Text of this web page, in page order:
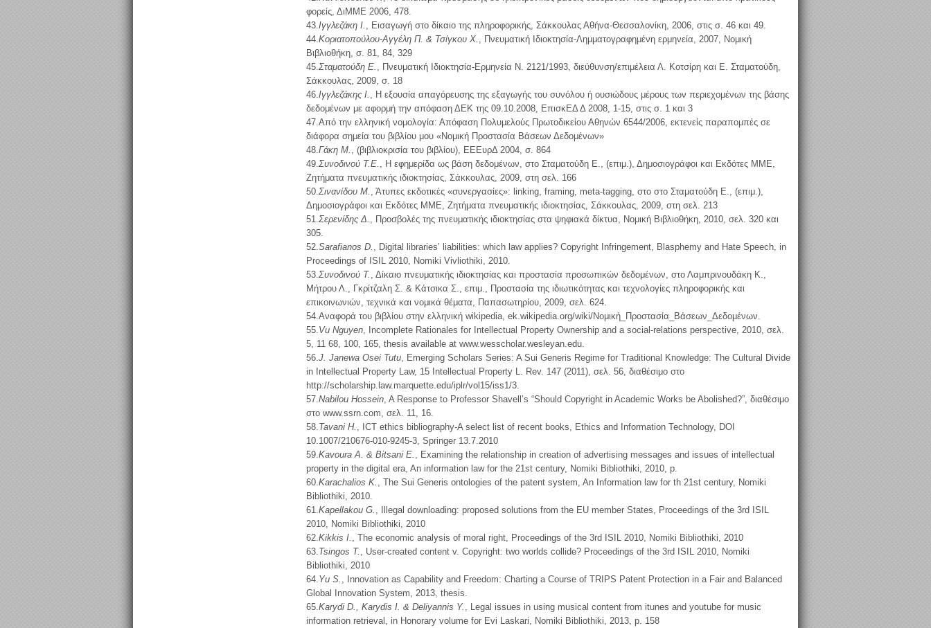
φορείς, ΔιΜΜΕ 2006, 478.
43. Ιγγλεζάκη Ι.
, Εισαγωγή στο δίκαιο της πληροφορικής, Σάκκουλας Αθήνα-Θεσσαλονίκη, 2006, στις σ. 46 και 49.
44. Κοριατοπούλου-Αγγέλη Π. & Τσίγκου Χ.
, Πνευματική Ιδιοκτησία-Λημματογραφημένη ερμηνεία, 2007, Νομική
Βιβλιοθήκη, σ. 81, 84, 329
45. Σταματούδη Ε.
, Πνευματική Ιδιοκτησία-Ερμηνεία Ν. 2121/1993, διεύθυνση/επιμέλεια Λ. Κοτσίρη και Ε. Σταματούδη,
Σάκκουλας, 2009, σ. 18
46. Ιγγλεζάκης Ι.
, Η εξουσία απαγόρευσης της εξαγωγής του συνόλου ή ουσιώδους μέρους των περιεχομένων της βάσης
δεδομένων με αφορμή την απόφαση ΔΕΚ της 09.10.2008, ΕπισκΕΔ Δ 2008, 1-15, στις σ. 1 και 3
47.Aπό την ελληνική νομολογία: Απόφαση Πολυμελούς Πρωτοδικείου Αθηνών 6544/2006, εκτενείς παραπομπές σε
διάφορα σημεία του βιβλίου μου «Νομική Προστασία Βάσεων Δεδομένων»
48. Γάκη Μ.
, (βιβλιοκρισία του βιβλίου), ΕΕΕυρΔ 2004, σ. 864
49. Συνοδινού Τ.Ε.
, Η εφημερίδα ως βάση δεδομένων, στο Σταματούδη Ε., (επιμ.), Δημοσιογράφοι και Εκδότες ΜΜΕ,
Ζητήματα πνευματικής ιδιοκτησίας, Σάκκουλας, 2009, στη σελ. 166
50. Σινανίδου Μ.
, Άτυπες εκδοτικές «συνεργασίες»: linking, framing, meta-tagging, στο στο Σταματούδη Ε., (επιμ.),
Δημοσιογράφοι και Εκδότες ΜΜΕ, Ζητήματα πνευματικής ιδιοκτησίας, Σάκκουλας, 2009, στη σελ. 213
51. Σερενίδης Δ.
, Προσβολές της πνευματικής ιδιοκτησίας στα ψηφιακά δίκτυα, Νομική Βιβλιοθήκη, 2010, σελ. 320 και
305.
52. Sarafianos D.
, Digital libraries’ liabilities: which law applies? Copyright Infringement, Blasphemy and Hate Speech, in
Proceedings of ISIL 2010, Nomiki Vivliothiki, 2010.
53. Συνοδινού Τ. , Δίκαιο πνευματικής ιδιοκτησίας και προστασία προσωπικών δεδομένων, στο Λαμπρινουδάκη Κ.,
Μήτρου Λ., Γκρίτζαλη Σ. & Κάτσικα Σ., επιμ., Προστασία της ιδιωτικότητας και τεχνολογίες πληροφορικής και
επικοινωνιών, τεχνικά και νομικά θέματα, Παπασωτηρίου, 2009, σελ. 624.
54.Αναφορά του βιβλίου στην ελληνική wikipedia, ek.wikipedia.org/wiki/Νομική_Προστασία_Βάσεων_Δεδομένων.
55. Vu Nguyen , Incomplete Rationales for Intellectual Property Ownership and a social-relations perspective, 2010, σελ.
5, 11 68, 100, 165, thesis available at www.wesscholar.wesleyan.edu.
56. J. Janewa Osei Tutu , Emerging Scholars Series: A Sui Generis Regime for Traditional Knowledge: The Cultural Divide
in Intellectual Property Law, 15 Intellectual Property L. Rev. 147 (2011), σελ. 56, διαθέσιμο στο
http://scholarship.law.marquette.edu/iplr/vol15/iss1/3.
57. Nabilou Hossein , A Response to Professor Shavell’s “Should Copyright in Academic Works be Abolished?”, διαθέσιμο
στο www.ssrn.com, σελ. 11, 16.
58. Tavani H.
, ICT ethics bibliography-A select list of recent books, Ethics and Information Technology, DOI
10.1007/210676-010-9245-3, Springer 13.7.2010
59. Kavoura Α. & Bitsani Ε.
, Examining the relationship in creation of advertising messages and issues of intellectual
property in the digital era, An information law for the 21st century, Nomiki Bibliothiki, 2010, p.
60. Karachalios K.
, The Sui Generis ontologies of the patent system, An Information law for th 21st century, Nomiki
Bibliothiki, 2010.
61. Kapellakou G.
, Illegal downloading: proposed solutions from the EU member States, Proceedings of the 3rd ISIL
2010, Nomiki Bibliothiki, 2010
62. Κikkis I.
, The economic analysis of moral right, Proceedings of the 3rd ISIL 2010, Nomiki Bibliothiki, 2010
63. Tsingos T.
, User-created content v. Copyright: two worlds collide? Proceedings of the 3rd ISIL 2010, Nomiki
Bibliothiki, 2010
64. Yu S.
, Innovation as Capability and Freedom: Charting a Course of TRIPS Patent Protection in a Fair and Balanced
Global Innovation System, 2013, thesis.
65. Karydi D., Karydis I. & Deliyannis Y.
, Legal issues in using musical content from itunes and youtube for music
information retrieval, in Honorary volume for Evi Laskari, Nomiki Bibliothiki, 2013, p. 158